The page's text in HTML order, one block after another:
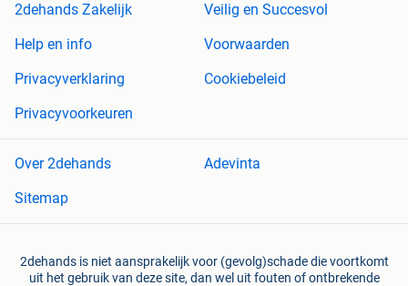
2dehands Zakelijk
Veilig en Succesvol
Help en info
Voorwaarden
Privacyverklaring
Cookiebeleid
Privacyvoorkeuren
Over 2dehands
Adevinta
Sitemap
2dehands is niet aansprakelijk voor (gevolg)schade die voortkomt
uit het gebruik van deze site, dan wel uit fouten of ontbrekende